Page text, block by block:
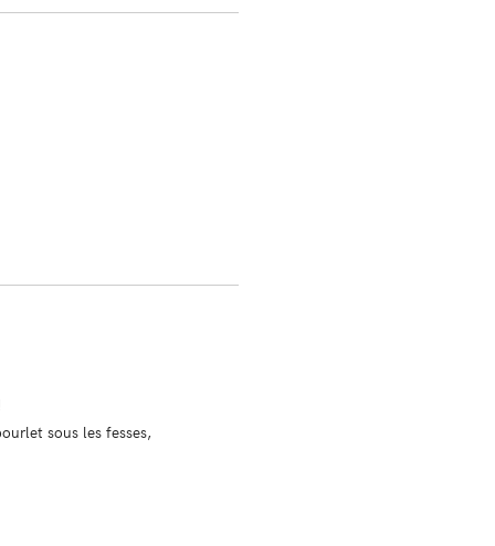
sous les fesses,